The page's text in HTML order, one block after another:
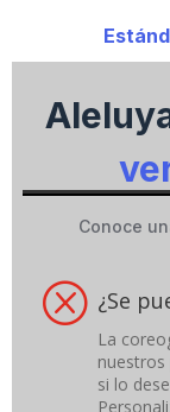
g
Conoce
Q ¿Se
La
si lo